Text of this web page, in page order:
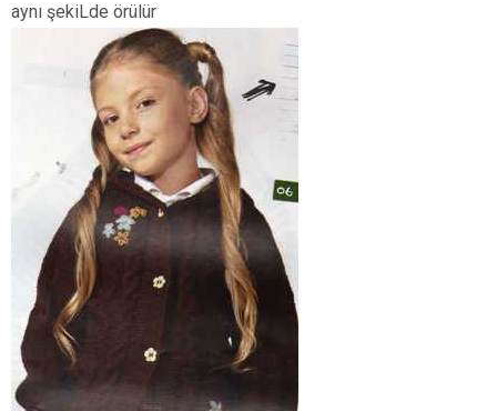
aynı şekiLde örülür